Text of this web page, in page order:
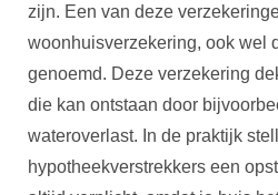
zijn. Een van deze
woonhuisverzekering, ook wel
genoemd. Deze verzekering
die kan ontstaan door
wateroverlast. In de praktijk
hypotheekverstrekkers een